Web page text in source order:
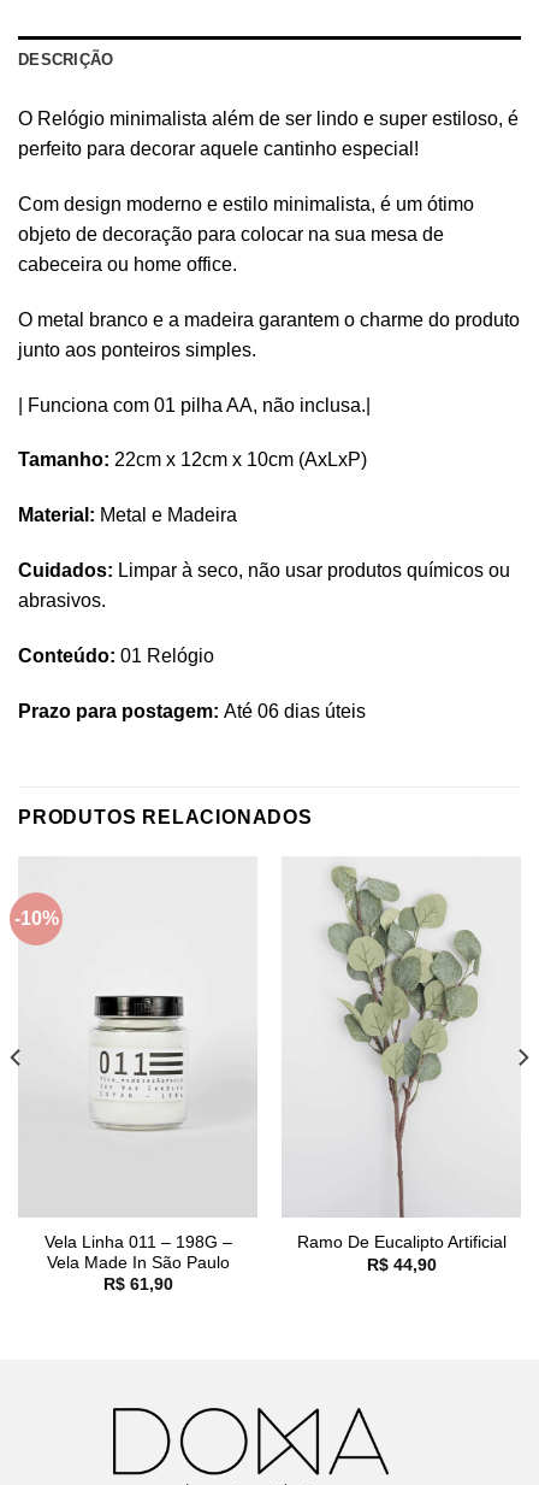
DESCRIÇÃO
O Relógio minimalista além de ser lindo e super estiloso, é
perfeito para decorar aquele cantinho especial!
Com design moderno e estilo minimalista, é um ótimo
objeto de decoração para colocar na sua mesa de
cabeceira ou home office.
O metal branco e a madeira garantem o charme do produto
junto aos ponteiros simples.
| Funciona com 01 pilha AA, não inclusa.|
Tamanho: 22cm x 12cm x 10cm (AxLxP)
Material: Metal e Madeira
Cuidados: Limpar à seco, não usar produtos químicos ou
abrasivos.
Conteúdo: 01 Relógio
Prazo para postagem: Até 06 dias úteis
PRODUTOS RELACIONADOS
-10%
Vela Linha 011 – 198G –
Vela Made In São Paulo
R$61,90
Ramo De Eucalipto Artificial
R$44,90